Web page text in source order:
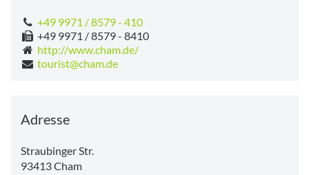
+49 9971 / 8579 - 410
+49 9971 / 8579 - 8410
http://www.cham.de/
tourist@cham.de
Adresse
Straubinger Str.
93413Cham